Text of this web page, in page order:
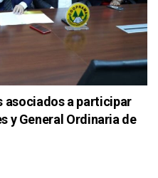
asociados a participar
y General Ordinaria de